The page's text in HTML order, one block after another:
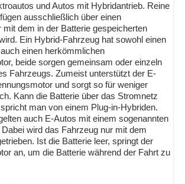
und Autos mit Hybridantrieb. Reine
ausschließlich über einen
mit dem in der Batterie gespeicherten
Ein Hybrid-Fahrzeug hat sowohl einen
einen herkömmlichen
beide sorgen gemeinsam oder einzeln
Fahrzeugs. Zumeist unterstützt der E-
und sorgt so für weniger
Kann die Batterie über das Stromnetz
man von einem Plug-in-Hybriden.
auch E-Autos mit einem sogenannten
wird das Fahrzeug nur mit dem
Ist die Batterie leer, springt der
an, um die Batterie während der Fahrt zu